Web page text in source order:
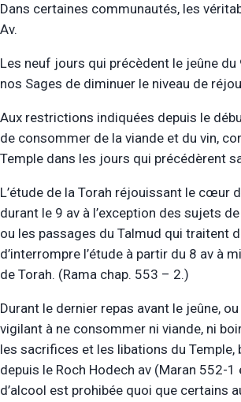
Dans certaines communautés, les
Av.
Les neuf jours qui précèdent le jeûne
nos Sages de diminuer le niveau de
Aux restrictions indiquées depuis le
de consommer de la viande et du vin,
Temple dans les jours qui précédèrent
L’étude de la Torah réjouissant le cœur
durant le 9 av à l’exception des sujets
ou les passages du Talmud qui traitent
d’interrompre l’étude à partir du 8 av à
de Torah. (Rama chap. 553 – 2.)
Durant le dernier repas avant le jeûne,
vigilant à ne consommer ni viande, ni
les sacrifices et les libations du Temple,
depuis le Roch Hodech av (Maran 552-
d’alcool est prohibée quoi que certains